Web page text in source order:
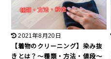
2021年8月20日
【着物のクリーニング】染み抜
きとは？〜種類・方法・値段〜